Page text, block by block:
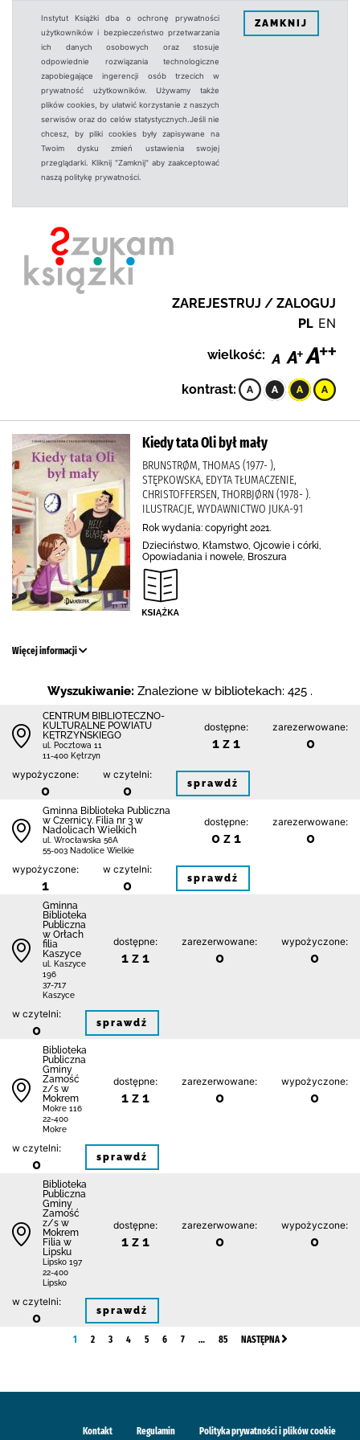
Instytut Książki dba o ochronę prywatności
użytkowników i bezpieczeństwo przetwarzania
ich danych osobowych oraz stosuje
odpowiednie rozwiązania technologiczne
zapobiegające ingerencji osób trzecich w
prywatność użytkowników. Używamy także
plików cookies, by ułatwić korzystanie z naszych
serwisów oraz do celów statystycznych.Jeśli nie
chcesz, by pliki cookies były zapisywane na
Twoim dysku zmień ustawienia swojej
przeglądarki. Kliknij "Zamknij" aby zaakceptować
naszą politykę prywatności.
ZAMKNIJ
ZAREJESTRUJ / ZALOGUJ
PL EN
wielkość:
kontrast:
Kiedy tata Oli był mały
BRUNSTRØM, THOMAS (1977- ),
STĘPKOWSKA, EDYTA TŁUMACZENIE,
CHRISTOFFERSEN, THORBJØRN (1978- ).
ILUSTRACJE, WYDAWNICTWO JUKA-91
Rok wydania: copyright 2021.
Dzieciństwo, Kłamstwo, Ojcowie i córki,
Opowiadania i nowele, Broszura
Więcej informacji
Wyszukiwanie: Znalezione w bibliotekach: 425 .
CENTRUM BIBLIOTECZNO-
KULTURALNE POWIATU
KĘTRZYŃSKIEGO
ul. Pocztowa 11
11-400 Kętrzyn
dostępne:
1 z 1
zarezerwowane:
0
wypożyczone:
0
w czytelni:
0 sprawdź
Gminna Biblioteka Publiczna
w Czernicy. Filia nr 3 w
Nadolicach Wielkich
ul. Wrocławska 56A
55-003 Nadolice Wielkie
dostępne:
0 z 1
zarezerwowane:
0
wypożyczone:
1
w czytelni:
0 sprawdź
Gminna
Biblioteka
Publiczna
w Orłach
filia
Kaszyce
ul. Kaszyce
196
37-717
Kaszyce
dostępne:
1 z 1
zarezerwowane:
0
wypożyczone:
0
w czytelni:
0 sprawdź
Biblio­teka
Publiczna
Gminy
Zamość
z/s w
Mokrem
Mokre 116
22-400
Mokre
dostępne:
1 z 1
zarezerwowane:
0
wypożyczone:
0
w czytelni:
0 sprawdź
Biblio­teka
Publiczna
Gminy
Zamość
z/s w
Mokrem
Filia w
Lipsku
Lipsko 197
22-400
Lipsko
dostępne:
1 z 1
zarezerwowane:
0
wypożyczone:
0
w czytelni:
0 sprawdź
1 2 3 4 5 6 7 … 85 NASTĘPNA
Kontakt Regulamin Polityka prywatności i plików cookie